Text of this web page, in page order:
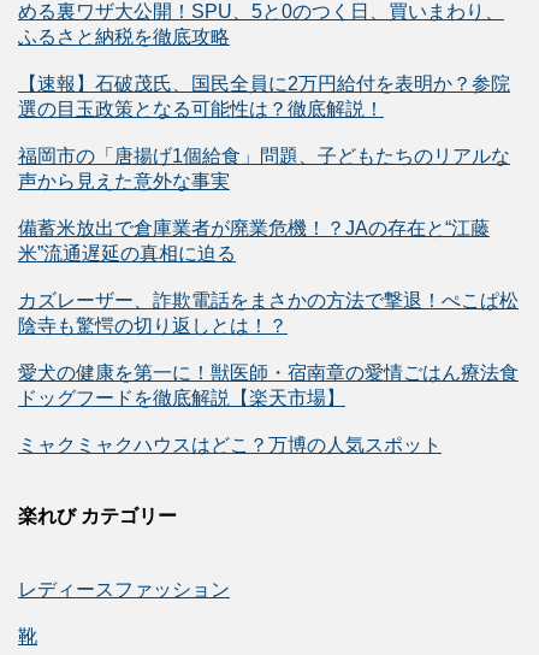
める裏ワザ大公開！SPU、5と0のつく日、買いまわり、
ふるさと納税を徹底攻略
【速報】石破茂氏、国民全員に2万円給付を表明か？参院
選の目玉政策となる可能性は？徹底解説！
福岡市の「唐揚げ1個給食」問題、子どもたちのリアルな
声から見えた意外な事実
備蓄米放出で倉庫業者が廃業危機！？JAの存在と“江藤
米”流通遅延の真相に迫る
カズレーザー、詐欺電話をまさかの方法で撃退！ぺこぱ松
陰寺も驚愕の切り返しとは！？
愛犬の健康を第一に！獣医師・宿南章の愛情ごはん療法食
ドッグフードを徹底解説【楽天市場】
ミャクミャクハウスはどこ？万博の人気スポット
楽れび カテゴリー
レディースファッション
靴